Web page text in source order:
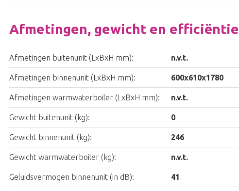
Afmetingen, gewicht en efficiëntie
Afmetingen buitenunit (LxBxH mm): n.v.t.
Afmetingen binnenunit (LxBxH mm): 600x610x1780
Afmetingen warmwaterboiler (LxBxH mm): n.v.t.
Gewicht buitenunit (kg): 0
Gewicht binnenunit (kg): 246
Gewicht warmwaterboiler (kg): n.v.t.
Geluidsvermogen binnenunit (in dB): 41